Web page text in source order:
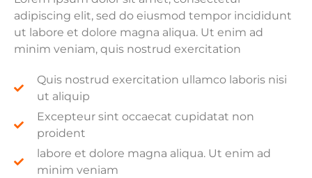
adipiscing elit, sed do eiusmod tempor incididunt
ut labore et dolore magna aliqua. Ut enim ad
minim veniam, quis nostrud exercitation
Quis nostrud exercitation ullamco laboris nisi
ut aliquip
Excepteur sint occaecat cupidatat non
proident
labore et dolore magna aliqua. Ut enim ad
minim veniam